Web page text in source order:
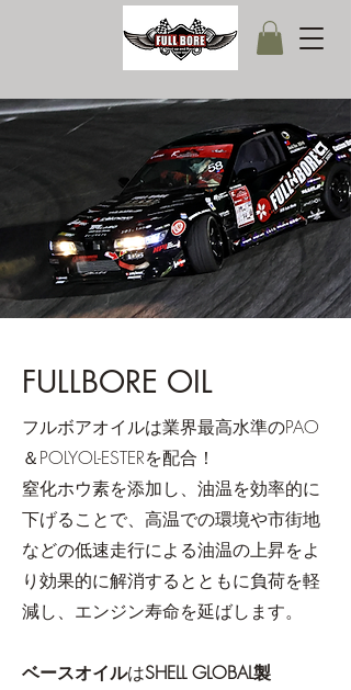
FULLBORE OIL
フルボアオイルは業界最高水準のPAO
＆POLYOL-ESTERを配合！
窒化ホウ素を添加し、油温を効率的に
下げることで、高温での環境や市街地
などの低速走行による油温の上昇をよ
り効果的に解消するとともに負荷を軽
減し、エンジン寿命を延ばします。
ベースオイルはSHELL GLOBAL製